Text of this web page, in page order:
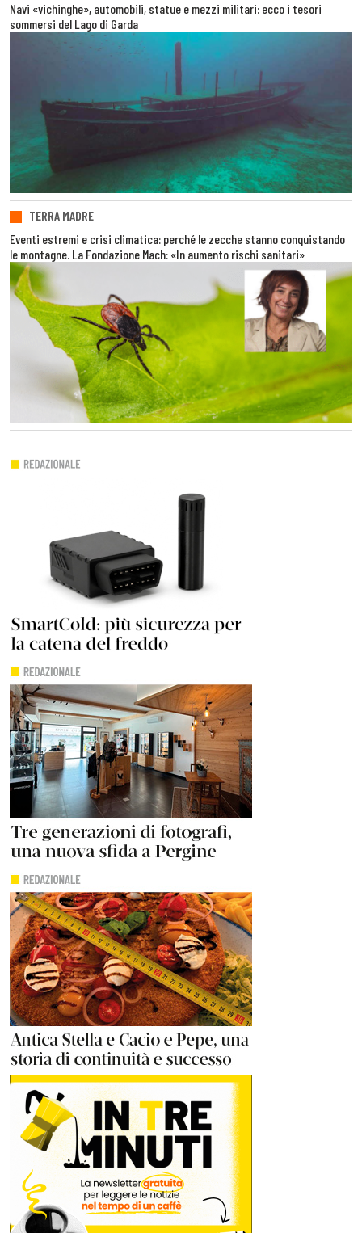
Navi «vichinghe», automobili, statue e mezzi militari: ecco i tesori
sommersi del Lago di Garda
TERRA MADRE
Eventi estremi e crisi climatica: perché le zecche stanno conquistando
le montagne. La Fondazione Mach: «In aumento rischi sanitari»